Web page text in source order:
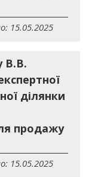
15.05.2025
В.В.
ділянки
продажу
15.05.2025